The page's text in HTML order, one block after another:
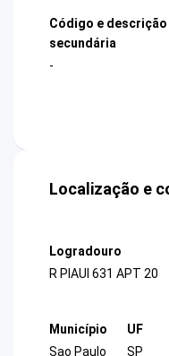
Código e
secundária
-
Localização e
Logradouro
R PIAUI 631 APT 20
Município
Sao Paulo
UF
SP